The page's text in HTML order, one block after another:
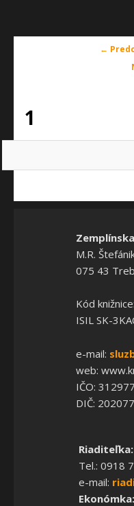
←
1
M.R.
075 43
Kód knižnice:
ISIL SK-
e-mail:
web:
IČO:
DIČ:
Riaditeľka:
Tel.: 0918
e-mail:
Ekonómka: